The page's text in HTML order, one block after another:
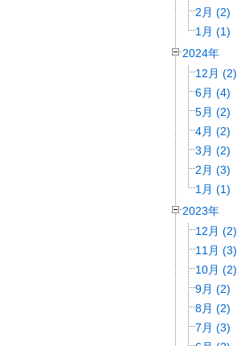
2月 (2)
1月 (1)
2024年
12月 (2)
6月 (4)
5月 (2)
4月 (2)
3月 (2)
2月 (3)
1月 (1)
2023年
12月 (2)
11月 (3)
10月 (2)
9月 (2)
8月 (2)
7月 (3)